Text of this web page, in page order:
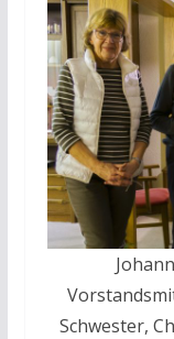
Schwester,